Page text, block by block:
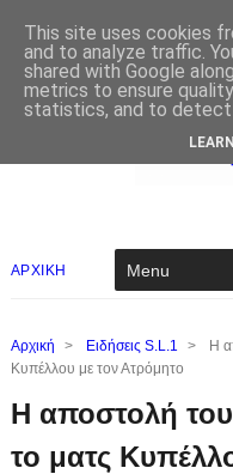
ΑΡΧΙΚΗ
Αρχική > Ειδήσεις S.L.1 >
Η
Κυπέλλου με τον Ατρόμητο
Η αποστολή
το ματς
This site uses cookies
and to analyze traffic.
shared with Google
metrics to ensure
statistics, and to detect